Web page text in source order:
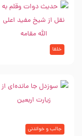
خلفا
جالب و خواندنی